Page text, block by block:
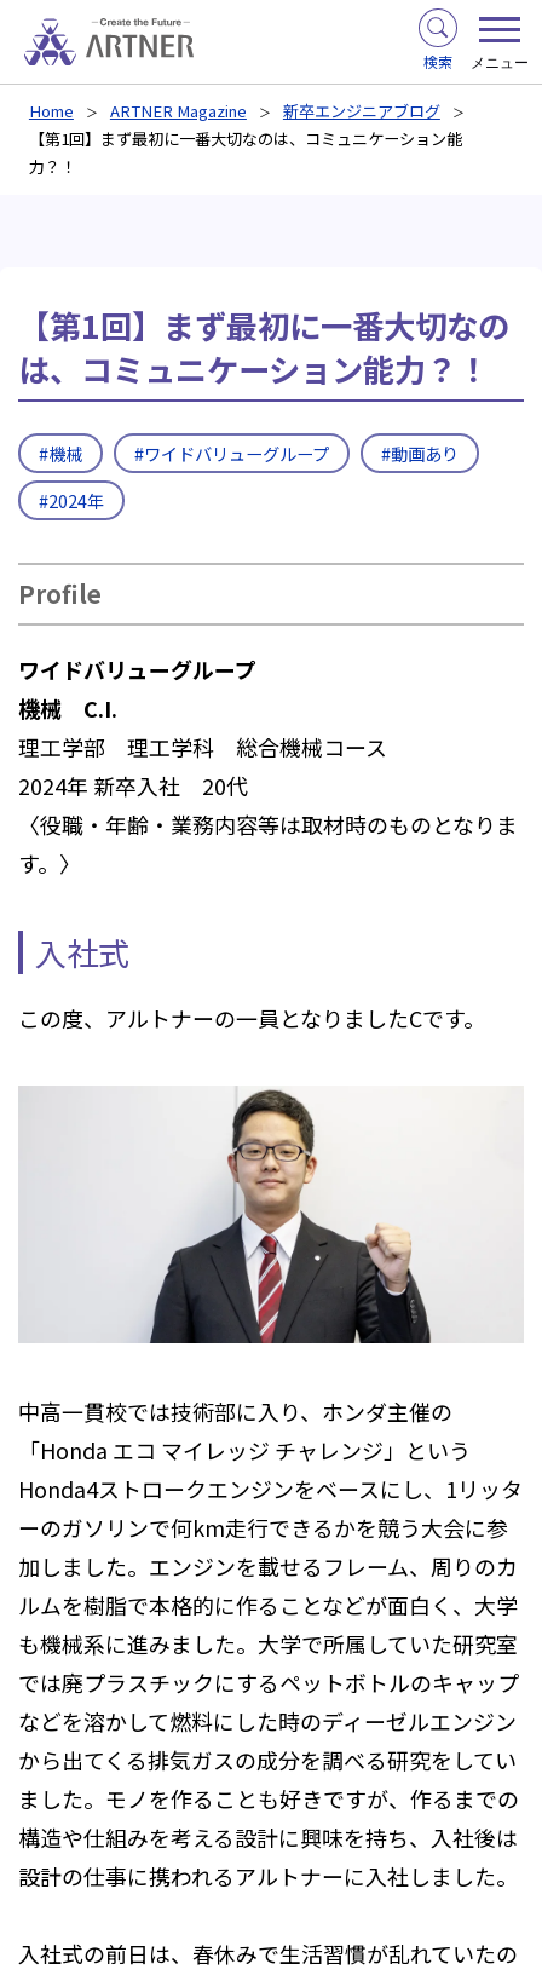
検索 メニュー
Home ARTNER Magazine
新卒エンジニアブログ
【第1回】まず最初に一番大切なのは、コミュニケーション能
力？！
【第1回】まず最初に一番大切なの
は、コミュニケーション能力？！
#機械 #ワイドバリューグループ
#動画あり
#2024年
Profile
ワイドバリューグループ
機械 C.I.
理工学部 理工学科 総合機械コース
2024年 新卒入社 20代
〈役職・年齢・業務内容等は取材時のものとなりま
す。〉
入社式
この度、アルトナーの一員となりましたCです。
中高一貫校では技術部に入り、ホンダ主催の
「Honda エコ マイレッジ チャレンジ」という
Honda4ストロークエンジンをベースにし、1リッタ
ーのガソリンで何km走行できるかを競う大会に参
加しました。エンジンを載せるフレーム、周りのカ
ルムを樹脂で本格的に作ることなどが面白く、大学
も機械系に進みました。大学で所属していた研究室
では廃プラスチックにするペットボトルのキャップ
などを溶かして燃料にした時のディーゼルエンジン
から出てくる排気ガスの成分を調べる研究をしてい
ました。モノを作ることも好きですが、作るまでの
構造や仕組みを考える設計に興味を持ち、入社後は
設計の仕事に携われるアルトナーに入社しました。
入社式の前日は、春休みで生活習慣が乱れていたの